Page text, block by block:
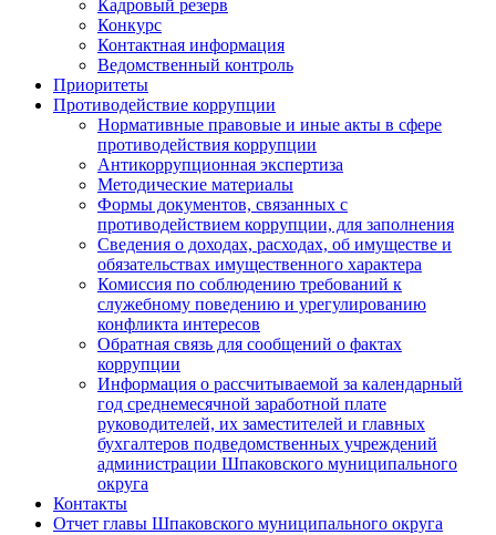
Кадровый резерв
Конкурс
Контактная информация
Ведомственный контроль
Приоритеты
Противодействие коррупции
Нормативные правовые и иные акты в сфере
противодействия коррупции
Антикоррупционная экспертиза
Методические материалы
Формы документов, связанных с
противодействием коррупции, для заполнения
Сведения о доходах, расходах, об имуществе и
обязательствах имущественного характера
Комиссия по соблюдению требований к
служебному поведению и урегулированию
конфликта интересов
Обратная связь для сообщений о фактах
коррупции
Информация о рассчитываемой за календарный
год среднемесячной заработной плате
руководителей, их заместителей и главных
бухгалтеров подведомственных учреждений
администрации Шпаковского муниципального
округа
Контакты
Отчет главы Шпаковского муниципального округа